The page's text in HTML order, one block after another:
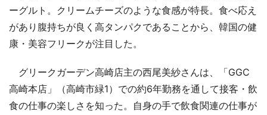
ーグルト。クリームチーズのような食感が特長。食べ応え
があり腹持ちが良く高タンパクであることから、韓国の健
康・美容フリークが注目した。
グリークガーデン高崎店主の西尾美紗さんは、「GGC
高崎本店」（高崎市緑1）での約6年勤務を通して接客・飲
食の仕事の楽しさを知った。自身の手で飲食関連の仕事が